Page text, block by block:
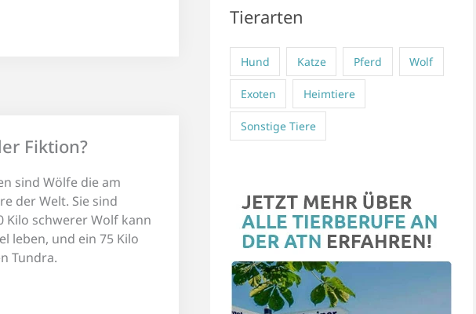
Fiktion?
sind Wölfe die am
der Welt. Sie sind
Kilo schwerer Wolf kann
leben, und ein 75 Kilo
Tundra.
Tierarten
Hund Katze Pferd Wolf
Exoten Heimtiere
Sonstige Tiere